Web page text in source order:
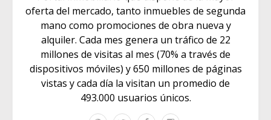
oferta del mercado, tanto inmuebles de segunda
mano como promociones de obra nueva y
alquiler. Cada mes genera un tráfico de 22
millones de visitas al mes (70% a través de
dispositivos móviles) y 650 millones de páginas
vistas y cada día la visitan un promedio de
493.000 usuarios únicos.